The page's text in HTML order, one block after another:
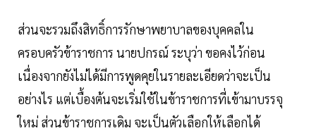
ส่วนจะรวมถึงสิทธิ์การรักษาพยาบาลของบุคคลใน
ครอบครัวข้าราชการ นายปกรณ์ ระบุว่า ขอคงไว้ก่อน
เนื่องจากยังไม่ได้มีการพูดคุยในรายละเอียดว่าจะเป็น
อย่างไร แต่เบื้องต้นจะเริ่มใช้ในข้าราชการที่เข้ามาบรรจุ
ใหม่ ส่วนข้าราชการเดิม จะเป็นตัวเลือกให้เลือกได้